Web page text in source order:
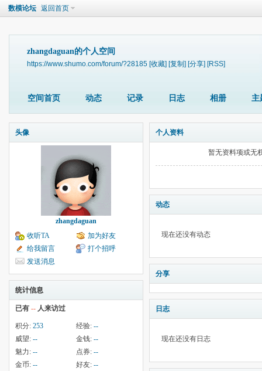
数模论坛 返回首页
zhangdaguan的个人空间
https://www.shumo.com/forum/?28185 [收藏] [复制] [分享] [RSS]
空间首页 动态 记录 日志 相册 主
头像
zhangdaguan
收听TA
加为好友
给我留言
打个招呼
发送消息
统计信息
已有 -- 人来访过
积分: 253 经验: --
威望: -- 金钱: --
魅力: -- 点券: --
金币: -- 好友: --
个人资料
暂无资料项或无
动态
现在还没有动态
分享
日志
现在还没有日志